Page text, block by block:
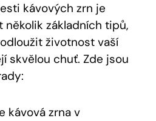
kávových zrn je
základních tipů,
životnost vaší
skvělou chuť. Zde jsou
kávová zrna v